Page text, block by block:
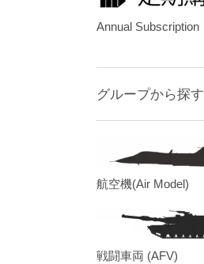
Annual Subscription
グループから探す
航空機(Air Model)
戦闘車両 (AFV)